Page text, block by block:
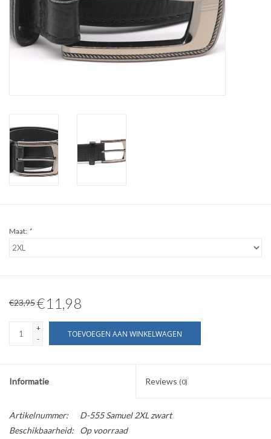
BODYWARMERS
DENIM / SPIJKERGOED
TRUIEN / VESTEN
JACKS / JASSEN
DAMES
Maat: *
€23,95€11,98
+
-
TOEVOEGEN AAN WINKELWAGEN
Informatie Reviews (0)
Artikelnummer:
D-555 Samuel 2XL zwart
Beschikbaarheid:
Op voorraad